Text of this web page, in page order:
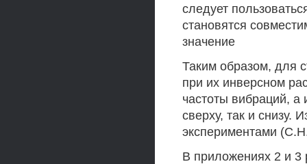
следует
становятся
значение
Таким образом, для
при их инверсном
частоты вибраций, а
сверху, так и снизу.
экспериментами
В приложениях 2 и 3